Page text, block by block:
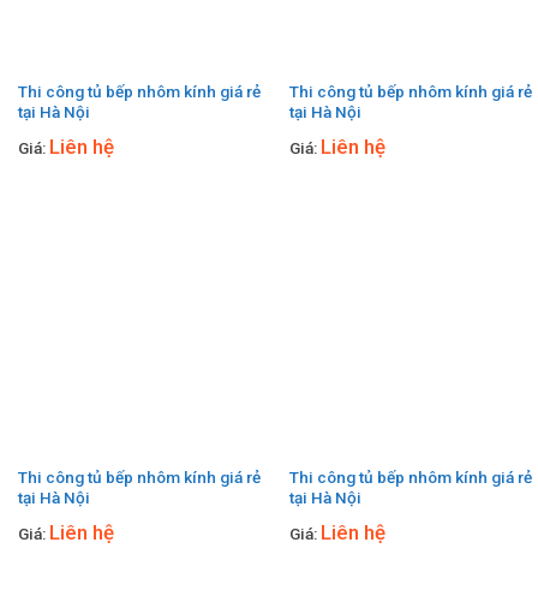
Thi công tủ bếp nhôm kính giá rẻ
tại Hà Nội
Giá: Liên hệ
Thi công tủ bếp nhôm kính giá rẻ
tại Hà Nội
Giá: Liên hệ
Thi công tủ bếp nhôm kính giá rẻ
tại Hà Nội
Giá: Liên hệ
Thi công tủ bếp nhôm kính giá rẻ
tại Hà Nội
Giá: Liên hệ